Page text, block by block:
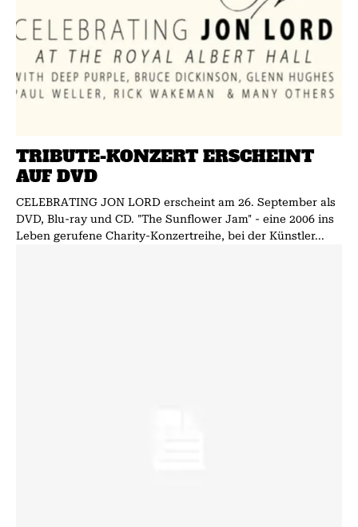
TRIBUTE-KONZERT ERSCHEINT
AUF DVD
CELEBRATING JON LORD erscheint am 26. September als
DVD, Blu-ray und CD. "The Sunflower Jam" - eine 2006 ins
Leben gerufene Charity-Konzertreihe, bei der Künstler...